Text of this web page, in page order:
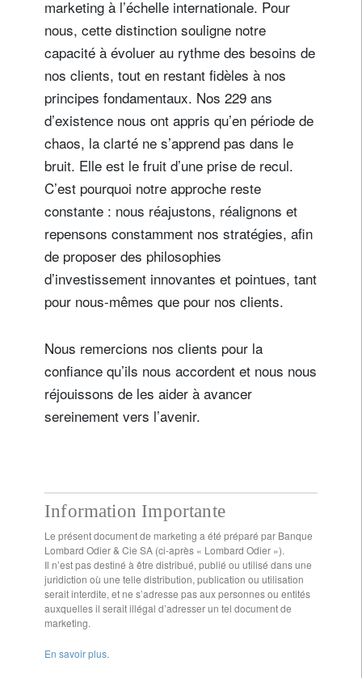
marketing à l’échelle internationale. Pour
nous, cette distinction souligne notre
capacité à évoluer au rythme des besoins de
nos clients, tout en restant fidèles à nos
principes fondamentaux. Nos 229 ans
d’existence nous ont appris qu’en période de
chaos, la clarté ne s’apprend pas dans le
bruit. Elle est le fruit d’une prise de recul.
C’est pourquoi notre approche reste
constante : nous réajustons, réalignons et
repensons constamment nos stratégies, afin
de proposer des philosophies
d’investissement innovantes et pointues, tant
pour nous-mêmes que pour nos clients.
Nous remercions nos clients pour la
confiance qu’ils nous accordent et nous nous
réjouissons de les aider à avancer
sereinement vers l’avenir.
Information Importante
Le présent document de marketing a été préparé par Banque
Lombard Odier & Cie SA (ci-après « Lombard Odier »).
Il n’est pas destiné à être distribué, publié ou utilisé dans une
juridiction où une telle distribution, publication ou utilisation
serait interdite, et ne s’adresse pas aux personnes ou entités
auxquelles il serait illégal d’adresser un tel document de
marketing.
En savoir plus.